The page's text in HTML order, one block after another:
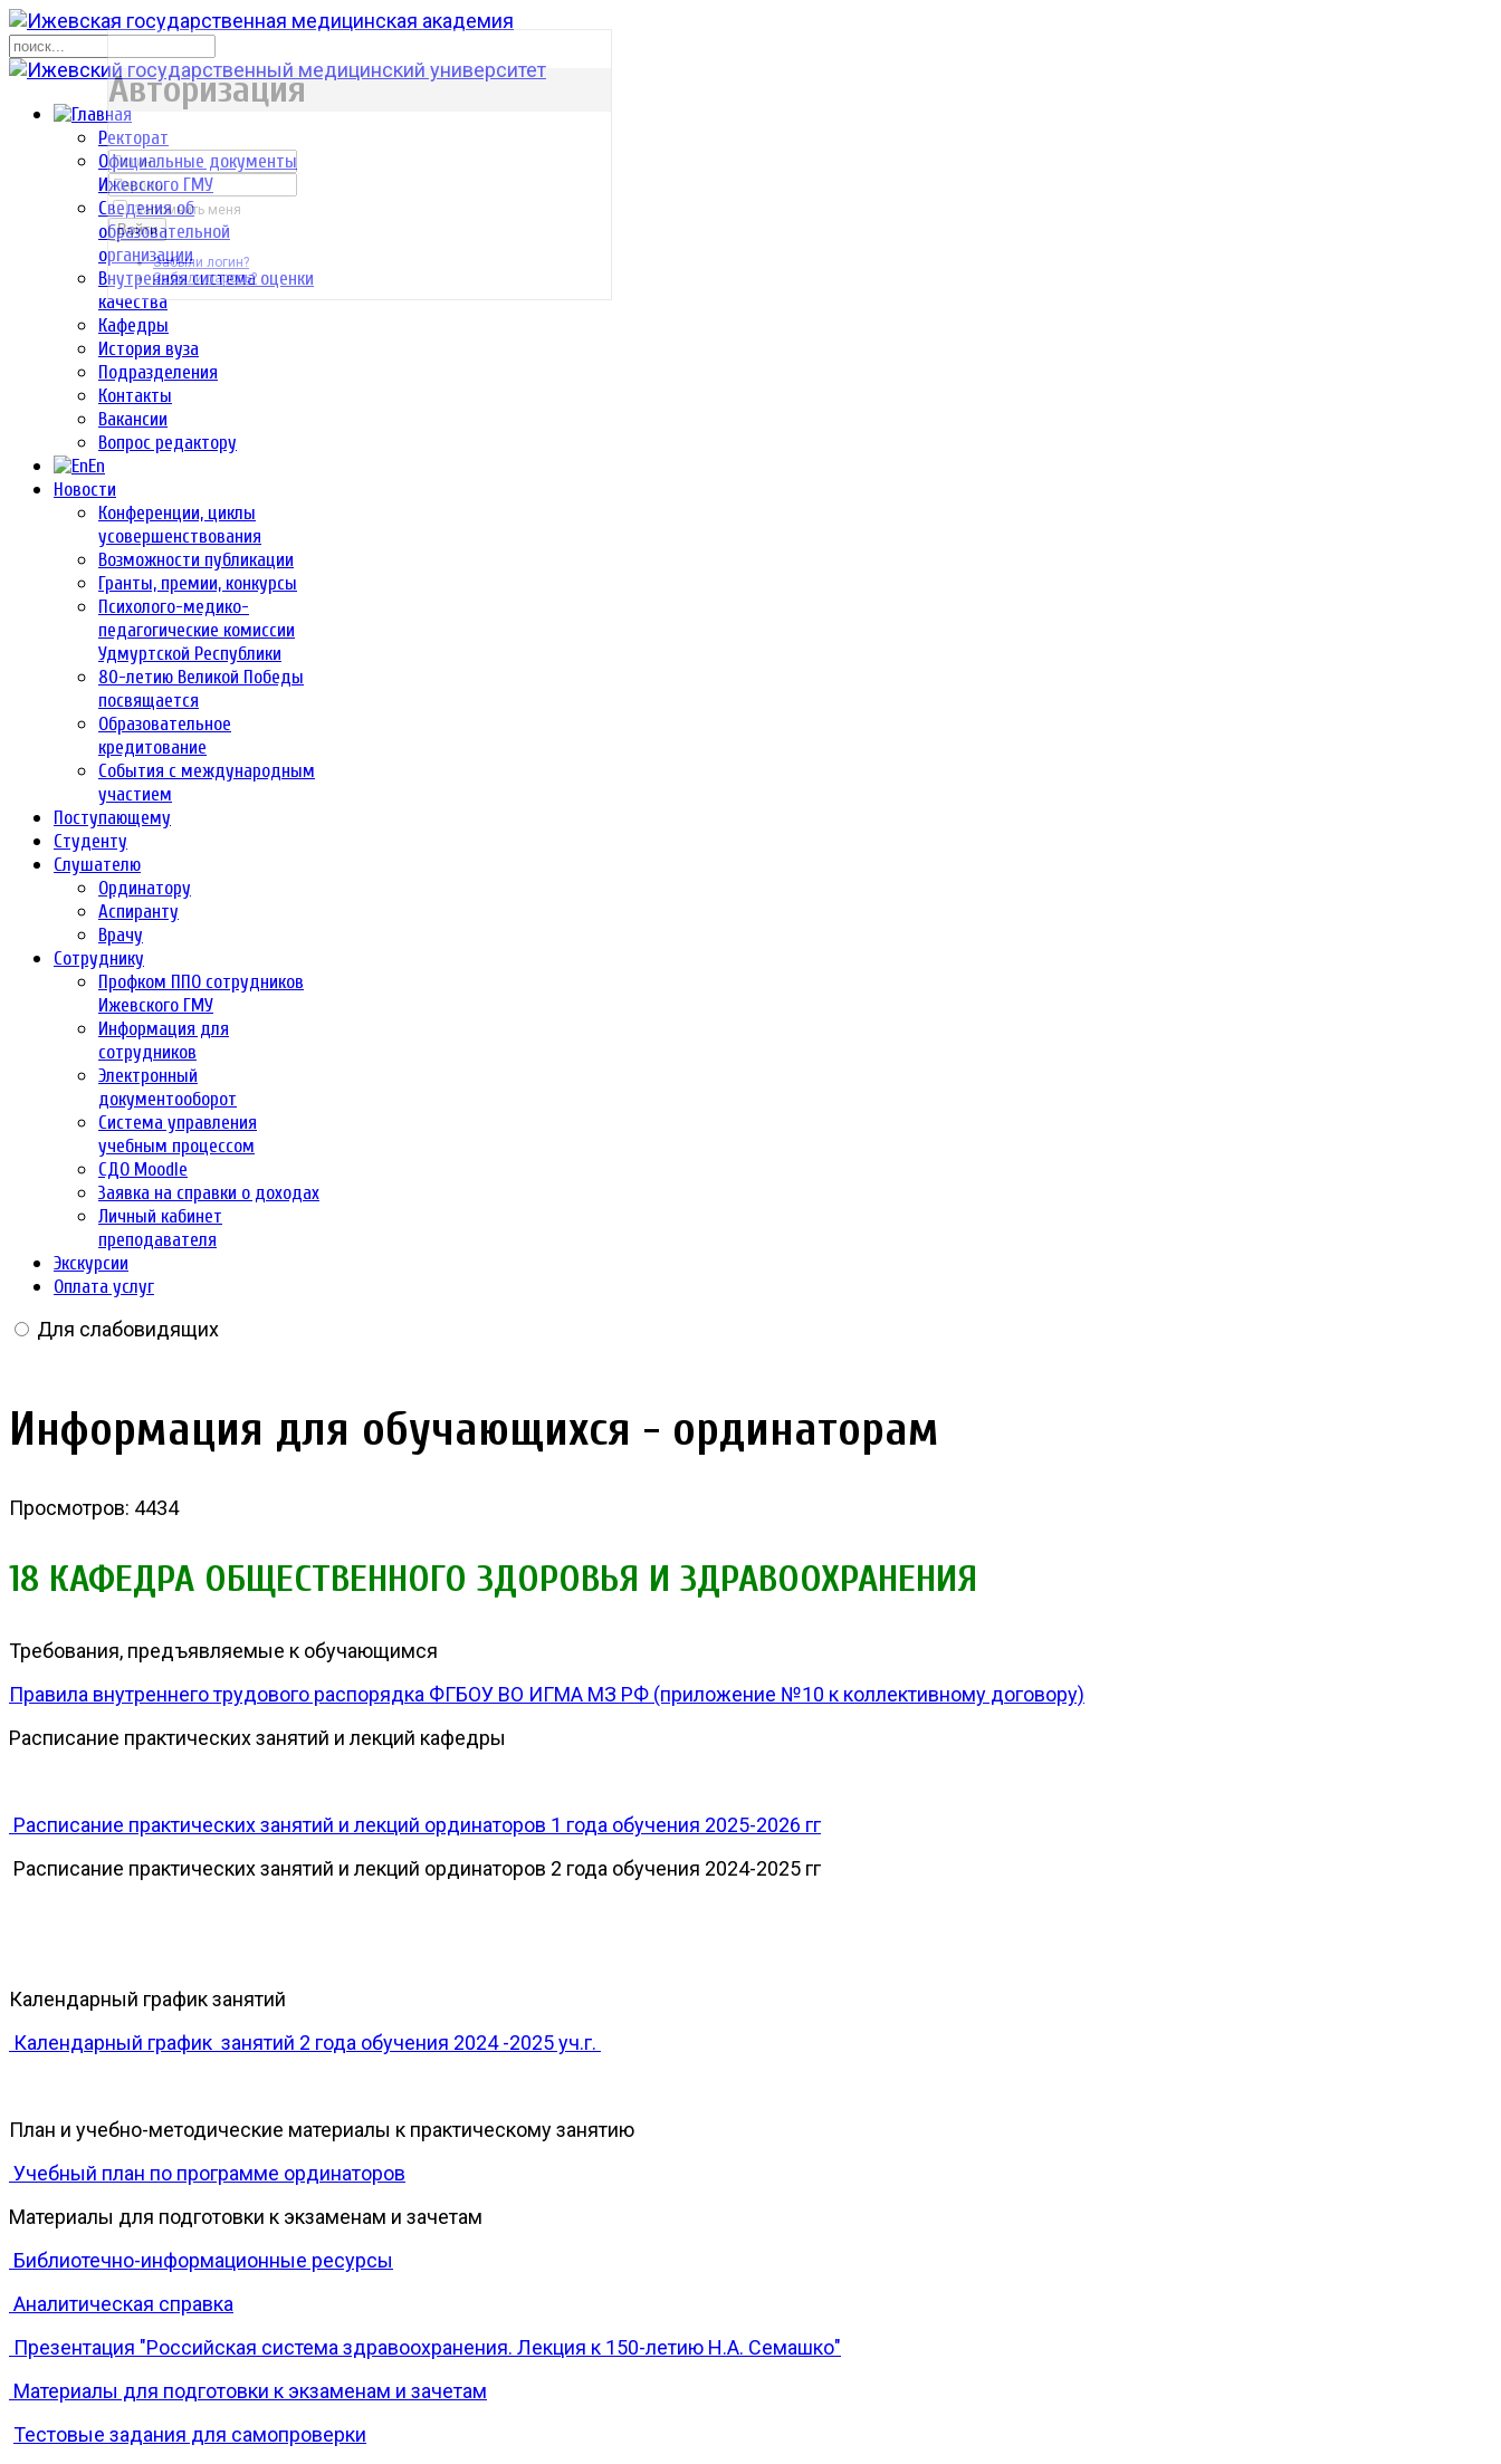
Ректорат
Официальные документы
Ижевского ГМУ
Сведения об
образовательной
организации
Внутренняя система оценки
качества
Кафедры
История вуза
Подразделения
Контакты
Вакансии
Вопрос редактору
En
Новости
Конференции, циклы
усовершенствования
Возможности публикации
Гранты, премии, конкурсы
Психолого-медико-
педагогические комиссии
Удмуртской Республики
80-летию Великой Победы
посвящается
Образовательное
кредитование
События с международным
участием
Поступающему
Студенту
Слушателю
Ординатору
Аспиранту
Врачу
Сотруднику
Профком ППО сотрудников
Ижевского ГМУ
Информация для
сотрудников
Электронный
документооборот
Система управления
учебным процессом
СДО Moodle
Заявка на справки о доходах
Личный кабинет
преподавателя
Экскурсии
Оплата услуг
Для слабовидящих
Информация для обучающихся - ординаторам
Просмотров: 4434
18 КАФЕДРА ОБЩЕСТВЕННОГО ЗДОРОВЬЯ И ЗДРАВООХРАНЕНИЯ
Требования, предъявляемые к обучающимся
Правила внутреннего трудового распорядка ФГБОУ ВО ИГМА МЗ РФ (приложение №10 к коллективному договору)
Расписание практических занятий и лекций кафедры
Расписание практических занятий и лекций ординаторов 1 года обучения 2025-2026 гг
Расписание практических занятий и лекций ординаторов 2 года обучения 2024-2025 гг
Календарный график занятий
Календарный график занятий 2 года обучения 2024 -2025 уч.г.
План и учебно-методические материалы к практическому занятию
Учебный план по программе ординаторов
Материалы для подготовки к экзаменам и зачетам
Библиотечно-информационные ресурсы
Аналитическая справка
Презентация "Российская система здравоохранения. Лекция к 150-летию Н.А. Семашко"
Материалы для подготовки к экзаменам и зачетам
Тестовые задания для самопроверки
р
Авторизация
Запомнить меня
Войти
Забыли логин?
Забыли пароль?